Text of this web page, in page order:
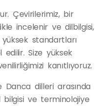
Çevirilerimiz, bir
incelenir ve dilbilgisi,
standartları
Size yüksek
kanıtlıyoruz.
dilleri arasında
bilgisi ve terminolojiye